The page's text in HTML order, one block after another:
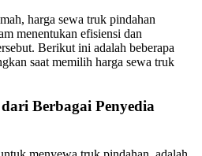
harga sewa truk pindahan
menentukan efisiensi dan
Berikut ini adalah beberapa
saat memilih harga sewa truk
Berbagai Penyedia